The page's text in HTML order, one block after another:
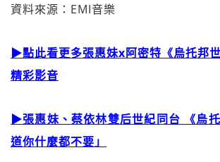
資料來源：EMI音樂
▶點此看更多張惠妹x阿密特《烏托邦世
精彩影音
▶張惠妹、蔡依林雙后世紀同台 《烏
道你什麼都不要」